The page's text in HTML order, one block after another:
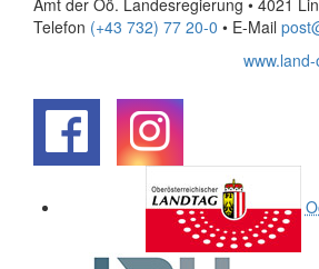
Amt der Oö. Landesregierung • 4021
Telefon (+43 732) 77 20-0 • E-Mail